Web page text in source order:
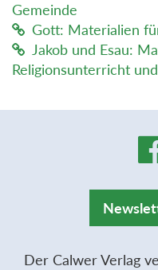
Gemeinde
Gott: Materialien
Jakob und Esau:
Religionsunterricht
Der Calwer Verlag